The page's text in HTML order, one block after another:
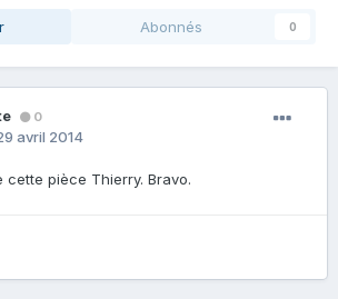
Abonnés 0
0
avril 2014
cette pièce Thierry. Bravo.